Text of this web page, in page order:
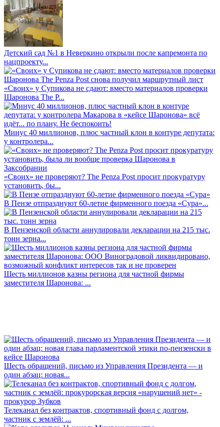
Детский сад №1 в Неверкино открыли после капремонта по
нацпроекту...
«Своих» у Супикова не сдают: вместо материалов проверки
Шаронова The P...
Минус 40 миллионов, плюс частный клон в контуре депутата:
у контролера...
«Своих» не проверяют? The Penza Post просит прокуратуру
установить, бы...
В Пензе отпразднуют 60-летие фирменного поезда «Сура»...
В Пензенской области аннулировали декларации на 215 тыс.
тонн зерна...
Шесть миллионов казны региона для частной фирмы
заместителя Шаронова: ...
Шесть обращений, письмо из Управления Президента — и
один абзац: новая...
Телеканал без контрактов, спортивный фонд с долгом,
частник с землёй: ...